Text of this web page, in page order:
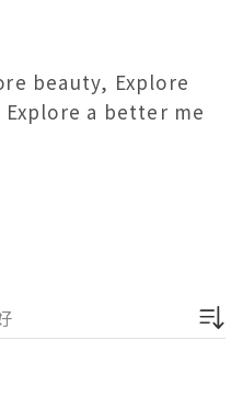
Explore
a better me